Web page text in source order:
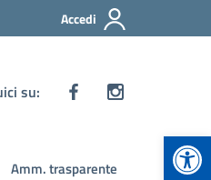
Accedi
su:
Amm. trasparente